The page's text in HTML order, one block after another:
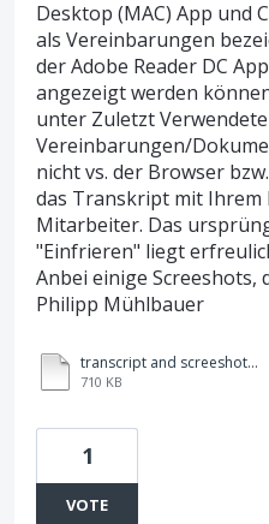
Desktop (MAC) App und
als Vereinbarungen
der Adobe Reader DC
angezeigt werden
unter Zuletzt
Vereinbarungen/
nicht vs. der Browser
das Transkript mit Ihrem
Mitarbeiter. Das
"Einfrieren" liegt
Anbei einige Screeshots,
Philipp Mühlbauer
transcript and screeshots.pdf
710 KB
1
VOTE